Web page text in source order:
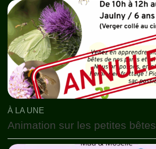
À LA UNE
Animation sur les petites bêtes